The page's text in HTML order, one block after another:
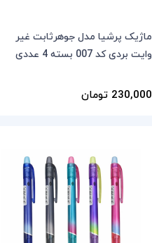
ماژیک پرشیا مدل جوهرثابت غیر
وایت بردی کد 007 بسته 4 عددی
230,000 تومان